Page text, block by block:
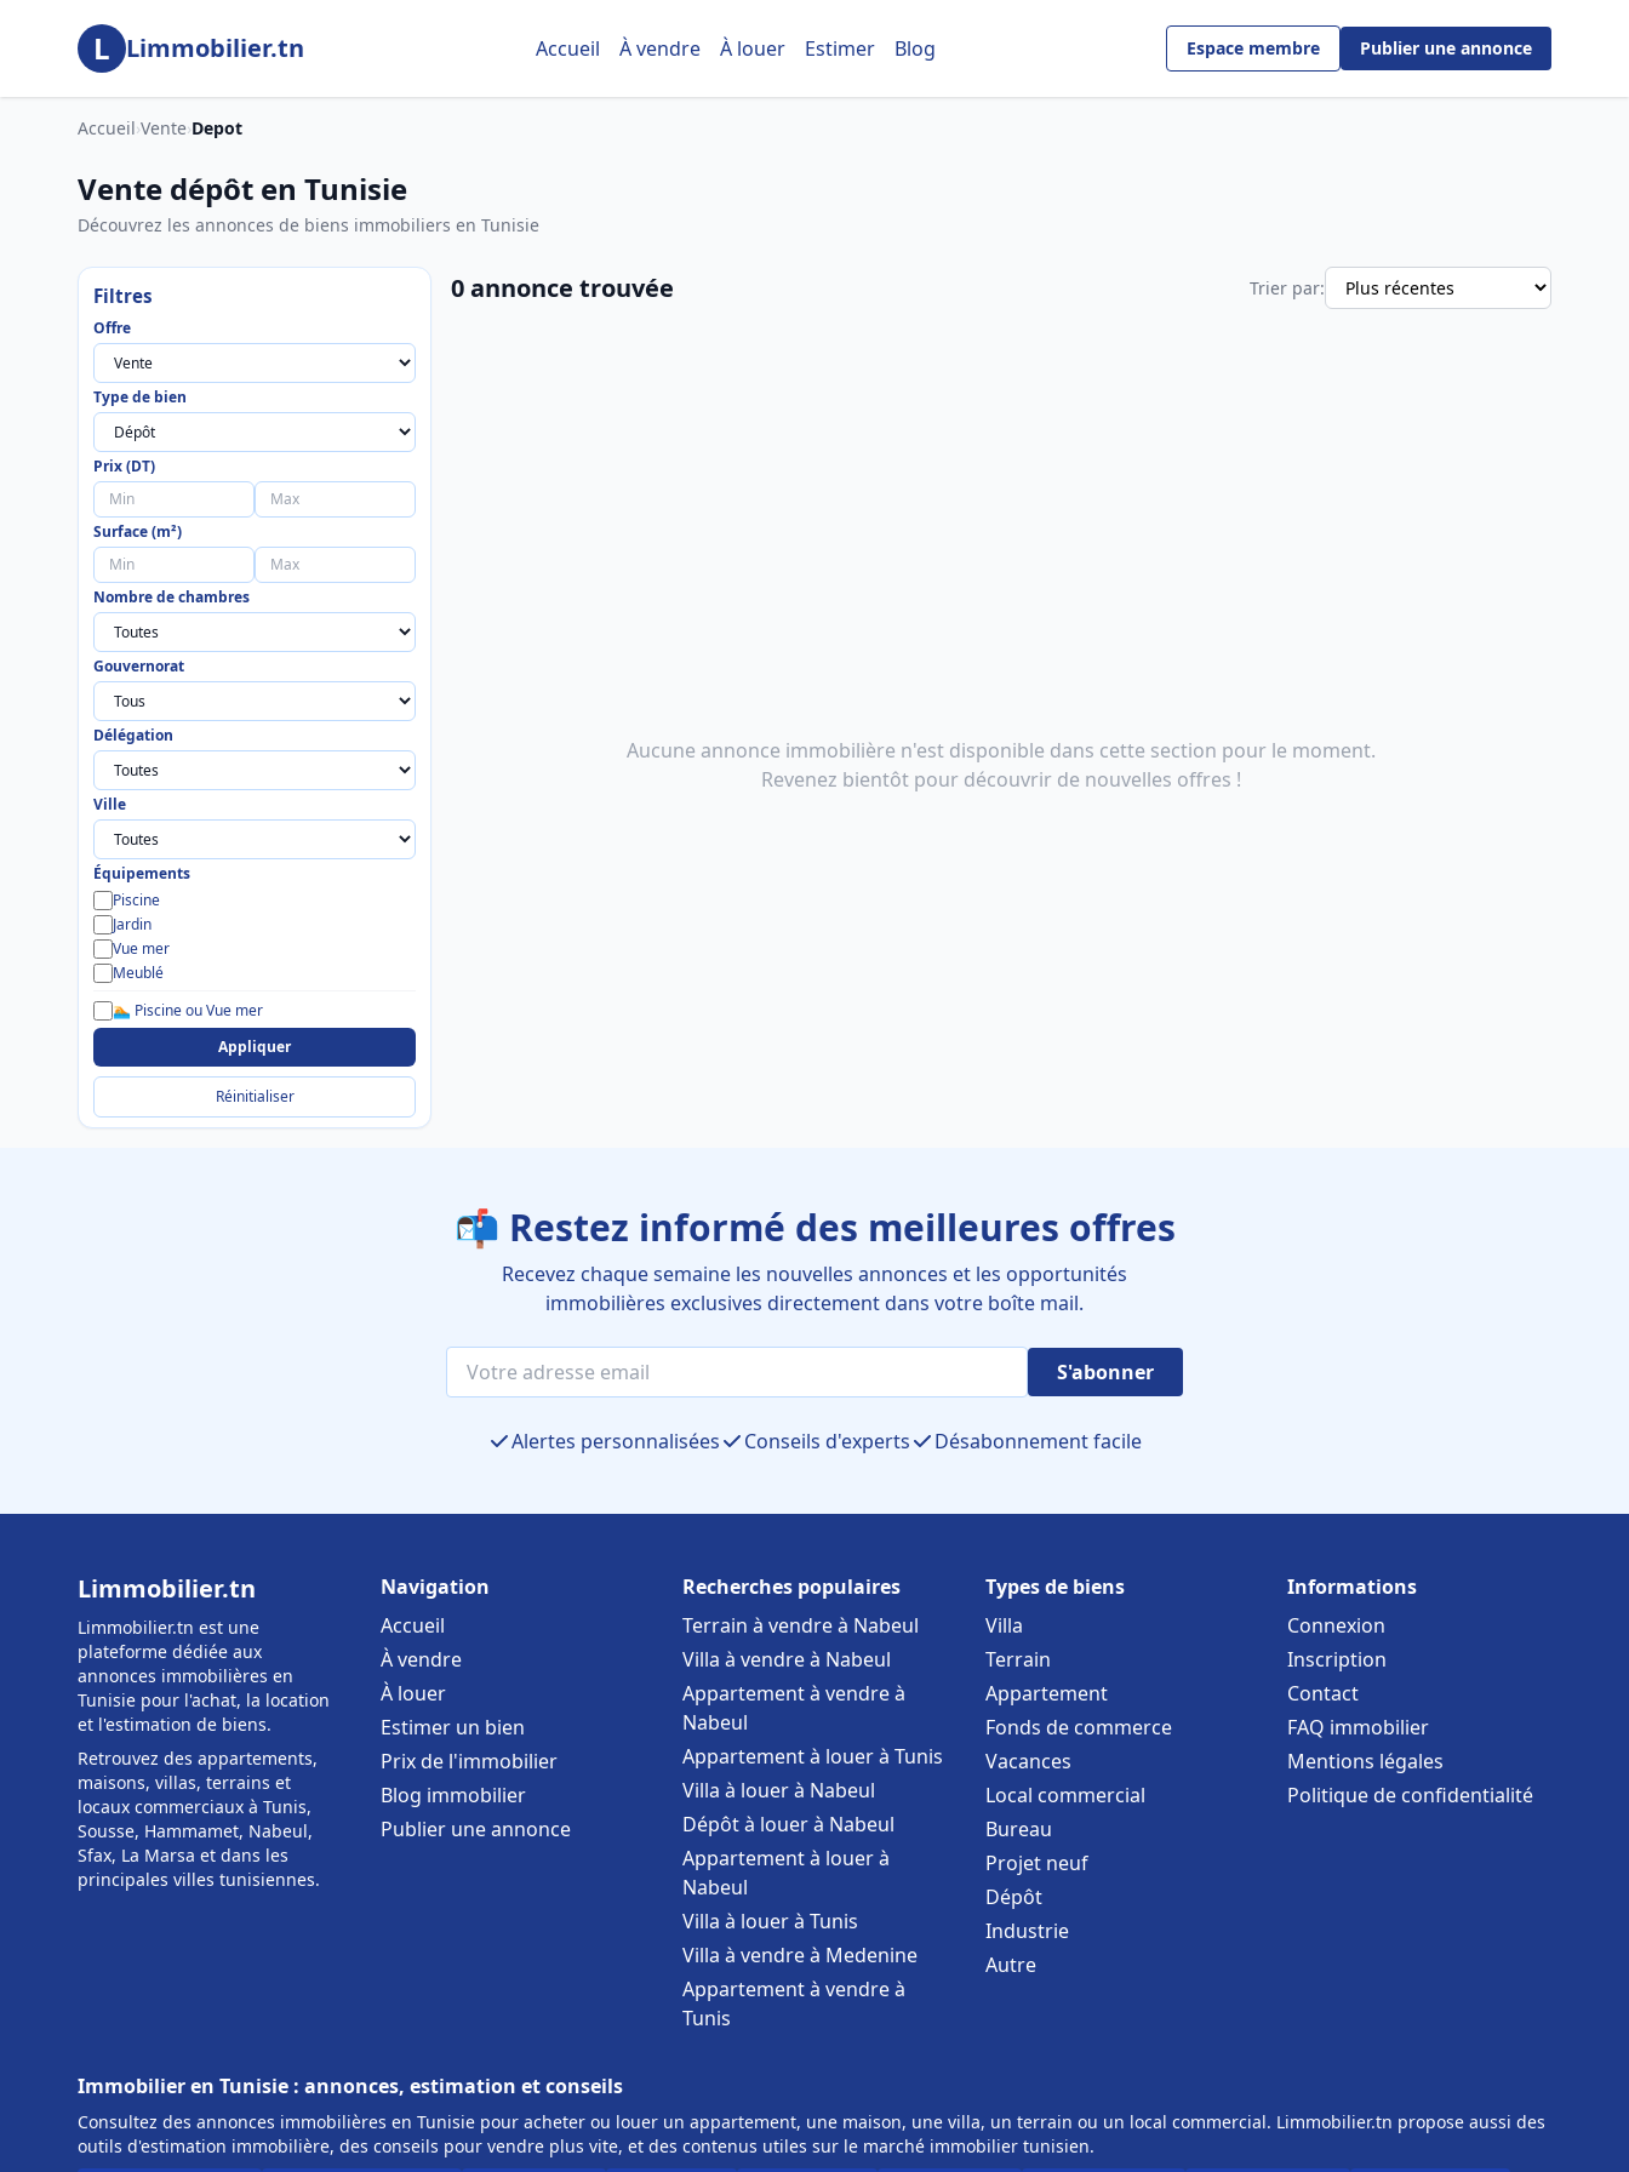
Aller au contenu principal
L Limmobilier.tn Accueil À vendre À louer Estimer Blog Espace membre Publier une annonce
Accueil›Vente›Depot
Vente dépôt en Tunisie
Découvrez les annonces de biens immobiliers en Tunisie
Filtres
Offre
Type de bien
Prix (DT)
Surface (m²)
Nombre de chambres
Gouvernorat
Délégation
Ville
Équipements
Piscine
Jardin
Vue mer
Meublé
🏊 Piscine ou Vue mer
Appliquer
Réinitialiser
0 annonce trouvée Trier par:
Aucune annonce immobilière n'est disponible dans cette section pour le moment.
Revenez bientôt pour découvrir de nouvelles offres !
📬 Restez informé des meilleures offres
Recevez chaque semaine les nouvelles annonces et les opportunités
immobilières exclusives directement dans votre boîte mail.
S'abonner
Alertes personnalisées Conseils d'experts Désabonnement facile
Limmobilier.tn
Limmobilier.tn est une
plateforme dédiée aux
annonces immobilières en
Tunisie pour l'achat, la location
et l'estimation de biens.
Retrouvez des appartements,
maisons, villas, terrains et
locaux commerciaux à Tunis,
Sousse, Hammamet, Nabeul,
Sfax, La Marsa et dans les
principales villes tunisiennes.
Navigation
Accueil
À vendre
À louer
Estimer un bien
Prix de l'immobilier
Blog immobilier
Publier une annonce
Recherches populaires
Terrain à vendre à Nabeul
Villa à vendre à Nabeul
Appartement à vendre à
Nabeul
Appartement à louer à Tunis
Villa à louer à Nabeul
Dépôt à louer à Nabeul
Appartement à louer à
Nabeul
Villa à louer à Tunis
Villa à vendre à Medenine
Appartement à vendre à
Tunis
Types de biens
Villa
Terrain
Appartement
Fonds de commerce
Vacances
Local commercial
Bureau
Projet neuf
Dépôt
Industrie
Autre
Informations
Connexion
Inscription
Contact
FAQ immobilier
Mentions légales
Politique de confidentialité
Immobilier en Tunisie : annonces, estimation et conseils
Consultez des annonces immobilières en Tunisie pour acheter ou louer un appartement, une maison, une villa, un terrain ou un local commercial. Limmobilier.tn propose aussi des
outils d'estimation immobilière, des conseils pour vendre plus vite, et des contenus utiles sur le marché immobilier tunisien.